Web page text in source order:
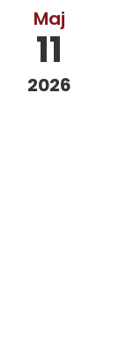
Maj
11
2026